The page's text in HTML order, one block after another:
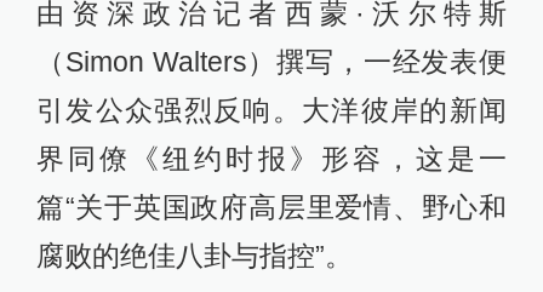
由资深政治记者西蒙·沃尔特斯
（Simon Walters）撰写，一经发表便
引发公众强烈反响。大洋彼岸的新闻
界同僚《纽约时报》形容，这是一
篇“关于英国政府高层里爱情、野心和
腐败的绝佳八卦与指控”。